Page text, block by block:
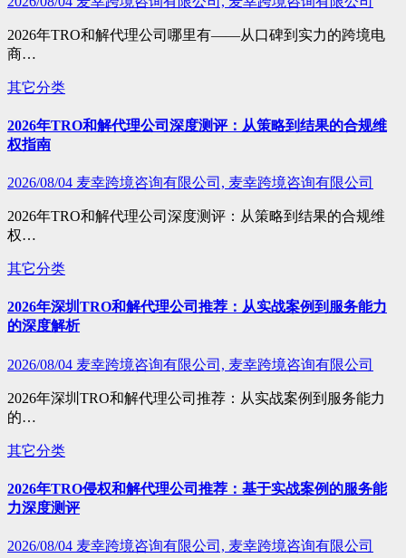
2026年TRO和解代理公司哪里有——从口碑到实力的跨境电
商…
其它分类
2026年TRO和解代理公司深度测评：从策略到结果的合规维
权指南
2026/08/04 麦幸跨境咨询有限公司, 麦幸跨境咨询有限公司
2026年TRO和解代理公司深度测评：从策略到结果的合规维
权…
其它分类
2026年深圳TRO和解代理公司推荐：从实战案例到服务能力
的深度解析
2026/08/04 麦幸跨境咨询有限公司, 麦幸跨境咨询有限公司
2026年深圳TRO和解代理公司推荐：从实战案例到服务能力
的…
其它分类
2026年TRO侵权和解代理公司推荐：基于实战案例的服务能
力深度测评
2026/08/04 麦幸跨境咨询有限公司, 麦幸跨境咨询有限公司